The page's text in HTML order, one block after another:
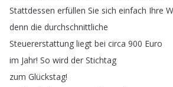
Stattdessen erfüllen Sie sich einfach Ihre
denn die durchschnittliche
Steuererstattung liegt bei circa 900 Euro
im Jahr! So wird der Stichtag
zum Glückstag!